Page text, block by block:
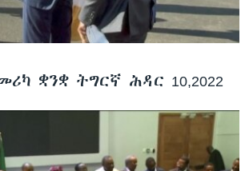
ቋንቋ ትግርኛ ሕዳር 10,2022